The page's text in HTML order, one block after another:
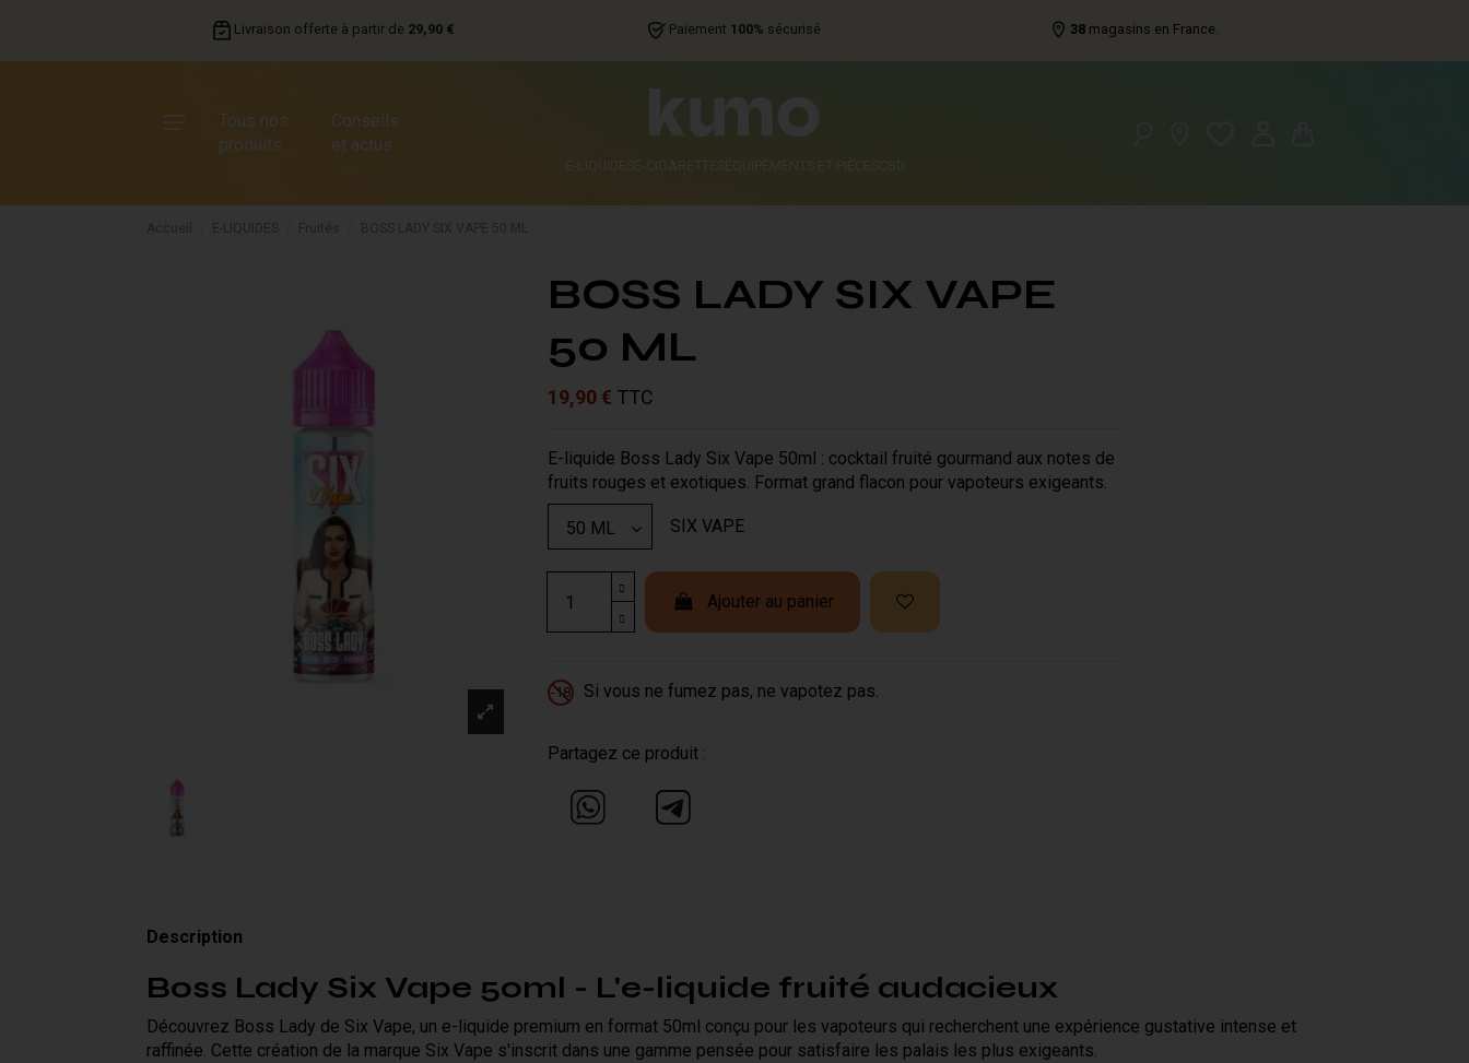
Livraison offerte à partir de 29,90 € Paiement 100% sécurisé 38 magasins en France.
Tous nos
produits
Conseils
et actus
E-LIQUIDESE-CIGARETTES ÉQUIPEMENTS ET PIÈCES CBD
BOSS LADY SIX VAPE
50 ML
19,90 € TTC
E-liquide Boss Lady Six Vape 50ml : cocktail fruité gourmand aux notes de
fruits rouges et exotiques. Format grand flacon pour vapoteurs exigeants.
SIX VAPE
Ajouter au panier
-18 Si vous ne fumez pas, ne vapotez pas.
Partagez ce produit :
Description
Boss Lady Six Vape 50ml - L'e-liquide fruité audacieux
Découvrez Boss Lady de Six Vape, un e-liquide premium en format 50ml conçu pour les vapoteurs qui recherchent une expérience gustative intense et
raffinée. Cette création de la marque Six Vape s'inscrit dans une gamme pensée pour satisfaire les palais les plus exigeants.